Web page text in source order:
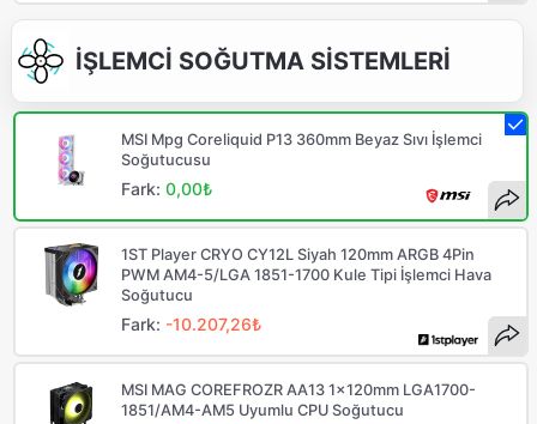
İŞLEMCİ SOĞUTMA SİSTEMLERİ
MSI Mpg Coreliquid P13 360mm Beyaz Sıvı İşlemci
Soğutucusu
Fark:0,00₺
1ST Player CRYO CY12L Siyah 120mm ARGB 4Pin
PWM AM4-5/LGA 1851-1700 Kule Tipi İşlemci Hava
Soğutucu
Fark: -10.207,26₺
MSI MAG COREFROZR AA13 1x120mm LGA1700-
1851/AM4-AM5 Uyumlu CPU Soğutucu